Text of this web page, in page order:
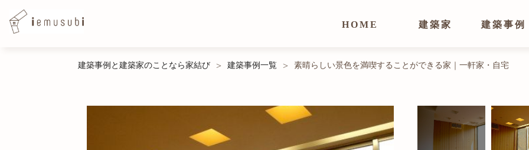
HOME 建築家 建築事例
建築事例と建築家のことなら家結び > 建築事例一覧 > 素晴らしい景色を満喫することができる家｜一軒家・自宅